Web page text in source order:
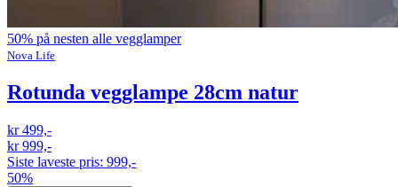
50% på nesten alle vegglamper
Nova Life
Rotunda vegglampe 28cm natur
kr 499,-
kr 999,-
Siste laveste pris: 999,-
50%